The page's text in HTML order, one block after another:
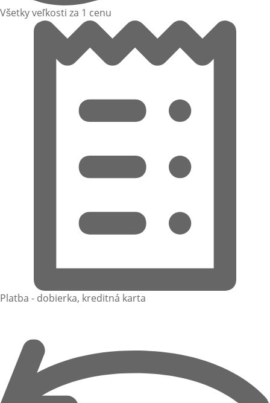
Všetky veľkosti za 1 cenu
Platba - dobierka, kreditná karta